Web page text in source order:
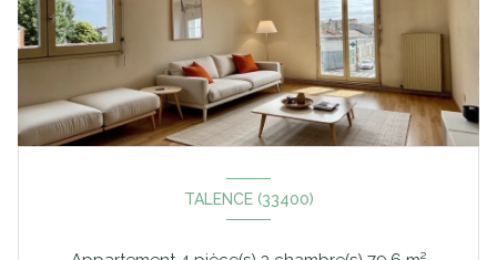
TALENCE (33400)